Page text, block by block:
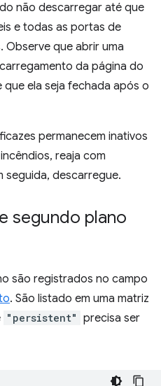
não descarregar até que
e todas as portas de
Observe que abrir uma
da página do
ela seja fechada após o
permanecem inativos
reaja com
seguida, descarregue.
segundo plano
são registrados no campo
. São listado em uma matriz
"persistent" precisa ser